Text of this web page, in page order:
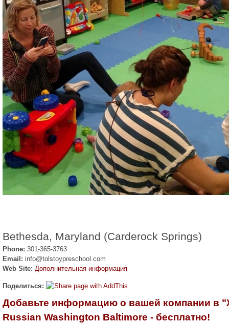
Bethesda, Maryland (Carderock Springs)
Phone: 301-365-3763
Email: info@tolstoypreschool.com
Web Site: Дополнительная информация
Поделиться:
Добавьте информацию о вашей компании в
Russian Washington Baltimore - бесплатно!